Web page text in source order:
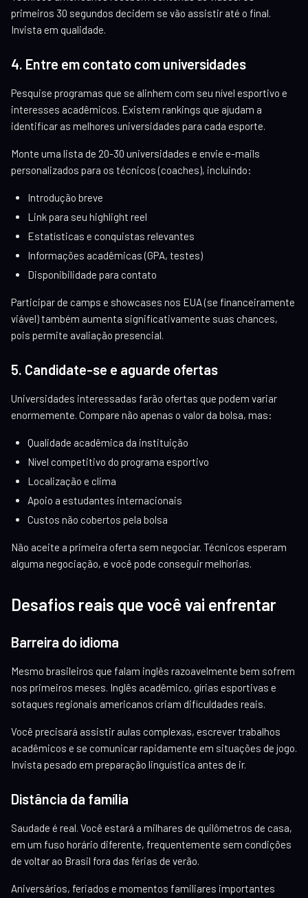
primeiros 30 segundos decidem se vão assistir até o final.
Invista em qualidade.
4. Entre em contato com universidades
Pesquise programas que se alinhem com seu nível esportivo e
interesses acadêmicos. Existem rankings que ajudam a
identificar as melhores universidades para cada esporte.
Monte uma lista de 20-30 universidades e envie e-mails
personalizados para os técnicos (coaches), incluindo:
Introdução breve
Link para seu highlight reel
Estatísticas e conquistas relevantes
Informações acadêmicas (GPA, testes)
Disponibilidade para contato
Participar de camps e showcases nos EUA (se financeiramente
viável) também aumenta significativamente suas chances,
pois permite avaliação presencial.
5. Candidate-se e aguarde ofertas
Universidades interessadas farão ofertas que podem variar
enormemente. Compare não apenas o valor da bolsa, mas:
Qualidade acadêmica da instituição
Nível competitivo do programa esportivo
Localização e clima
Apoio a estudantes internacionais
Custos não cobertos pela bolsa
Não aceite a primeira oferta sem negociar. Técnicos esperam
alguma negociação, e você pode conseguir melhorias.
Desafios reais que você vai enfrentar
Barreira do idioma
Mesmo brasileiros que falam inglês razoavelmente bem sofrem
nos primeiros meses. Inglês acadêmico, gírias esportivas e
sotaques regionais americanos criam dificuldades reais.
Você precisará assistir aulas complexas, escrever trabalhos
acadêmicos e se comunicar rapidamente em situações de jogo.
Invista pesado em preparação linguística antes de ir.
Distância da família
Saudade é real. Você estará a milhares de quilômetros de casa,
em um fuso horário diferente, frequentemente sem condições
de voltar ao Brasil fora das férias de verão.
Aniversários, feriados e momentos familiares importantes